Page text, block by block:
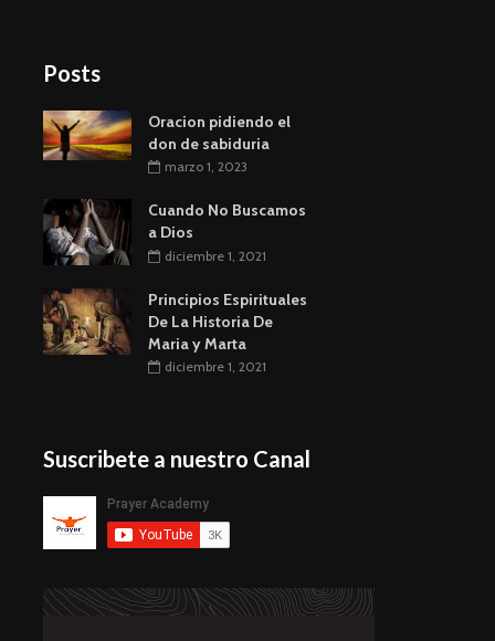
Posts
Oracion pidiendo el
don de sabiduria
marzo 1, 2023
Cuando No Buscamos
a Dios
diciembre 1, 2021
Principios Espirituales
De La Historia De
Maria y Marta
diciembre 1, 2021
Suscribete a nuestro Canal